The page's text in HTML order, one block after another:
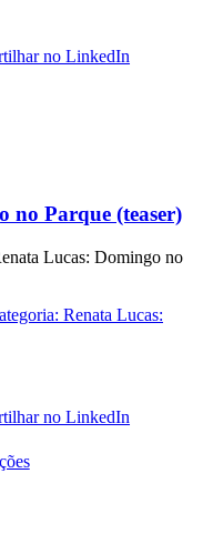
no LinkedIn
no Parque (teaser)
Lucas: Domingo no
Renata Lucas:
no LinkedIn